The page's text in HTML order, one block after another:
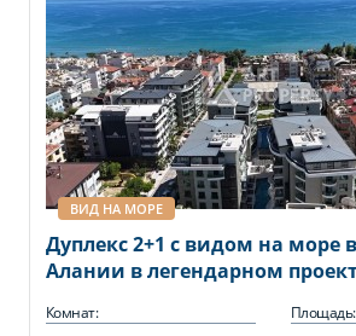
ВИД НА МОРЕ
Дуплекс 2+1 с видом на море
Алании в легендарном
Комнат: Площадь: